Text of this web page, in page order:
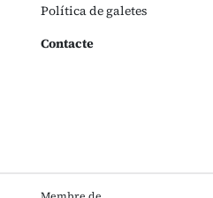
Política de galetes
Contacte